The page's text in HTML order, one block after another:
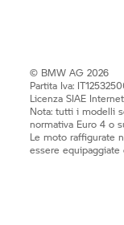
© BMW AG 2026
Partita Iva:
Licenza SIAE
Nota: tutti i modelli
normativa Euro 4 o
Le moto raffigurate
essere equipaggiate